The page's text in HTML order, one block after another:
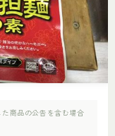
商品の公告を含む場合